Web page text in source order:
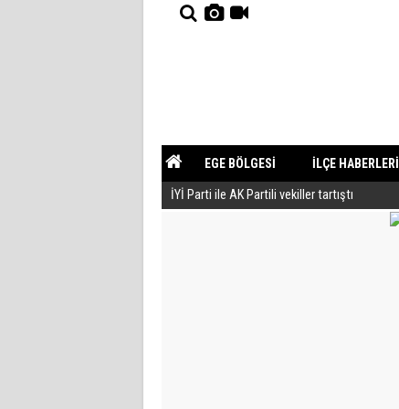
EGE BÖLGESİ İLÇE HABERLERİ
YAZARLAR GÜNDEM
İYİ Parti ile AK Partili vekiller tartıştı